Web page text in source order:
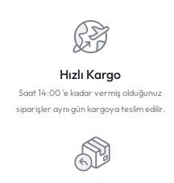
Hızlı Kargo
Saat 14:00 'e kadar vermiş olduğunuz
siparişler aynı gün kargoya teslim edilir.